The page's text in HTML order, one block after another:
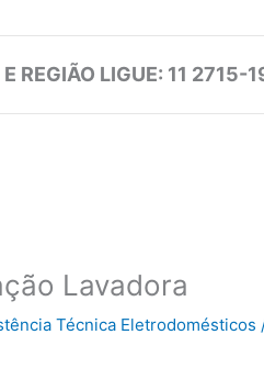
E REGIÃO LIGUE: 11
Lavadora
Técnica Eletrodomésticos